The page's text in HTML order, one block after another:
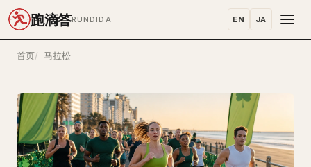
跑滴答RUNDIDA EN JA
首页 马拉松